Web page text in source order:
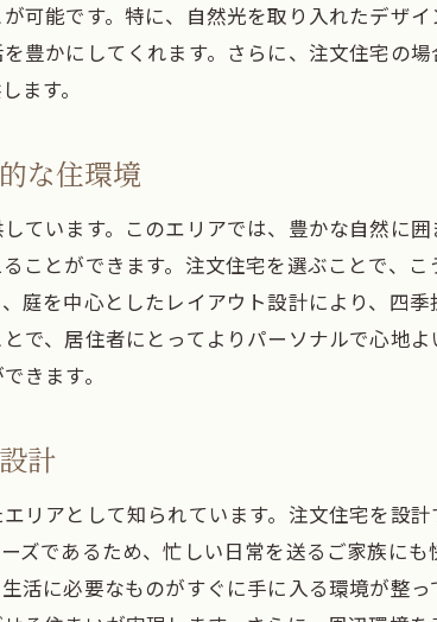
文住宅がもたらす足利市と宇都宮市の新しい
域に根差した足利市と宇都宮市の住宅プラン
利市と宇都宮市の自然に調和する注文住宅の魅
利市と宇都宮市で実現する持続可能な住まい作
可能です。特に、自然光を取り入れたデザ
豊かにしてくれます。さらに、注文住宅の
ます。
な住環境
ています。このエリアでは、豊かな自然に
ことができます。注文住宅を選ぶことで、
庭を中心としたレイアウト設計により、四
で、居住者にとってよりパーソナルで心地
きます。
計
リアとして知られています。注文住宅を設
ズであるため、忙しい日常を送るご家族に
活に必要なものがすぐに手に入る環境が整